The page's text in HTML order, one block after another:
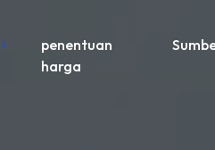
penentuan
harga